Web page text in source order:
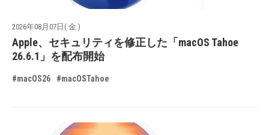
2026年08月07日( 金 )
Apple、セキュリティを修正した「macOS Tahoe
26.6.1」を配布開始
#macOS26 #macOSTahoe